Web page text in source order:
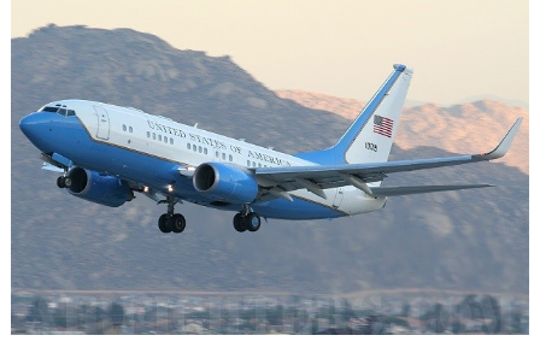
执掌密苏里植物园近四十年 致力推动全球植物多样性研究与中美
合作 Peter Raven 博士逝世 享年89岁
一晃三十年，初夏又相逢。中华日，等你来赴约 —— 密苏里植物
园“中华日三十周年特别报道（五）
筝声与琴韵交汇：刘励(Li Statler)与钢琴家Darek演绎一场古筝
与钢琴的精彩对话